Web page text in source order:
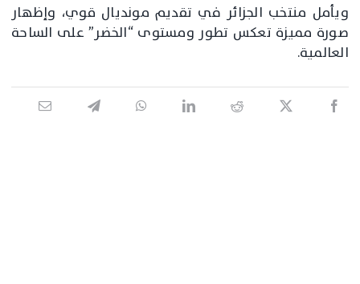
ويأمل منتخب الجزائر في تقديم مونديال قوي، وإظهار
صورة مميزة تعكس تطور ومستوى “الخضر” على الساحة
العالمية.